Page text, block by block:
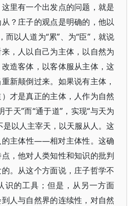
里有一个出发点的问题，就是
？庄子的观点是明确的，他以
而以人道为“累”、为“臣”，就说
，人以自己为主体，以自然为
造客体，以客体服从主体，这
新颠倒过来。如果说有主体，
才是真正的主体，人作为自然
天”而“通于道”，实现“与天为
是以人主宰天，以天服从人。这
的主体性——相对主体性。这确
，他对人类知性和知识的批判
。从这个方面说，庄子哲学不
识的工具；但是，从另一方面
人与自然界的连续性，对自然